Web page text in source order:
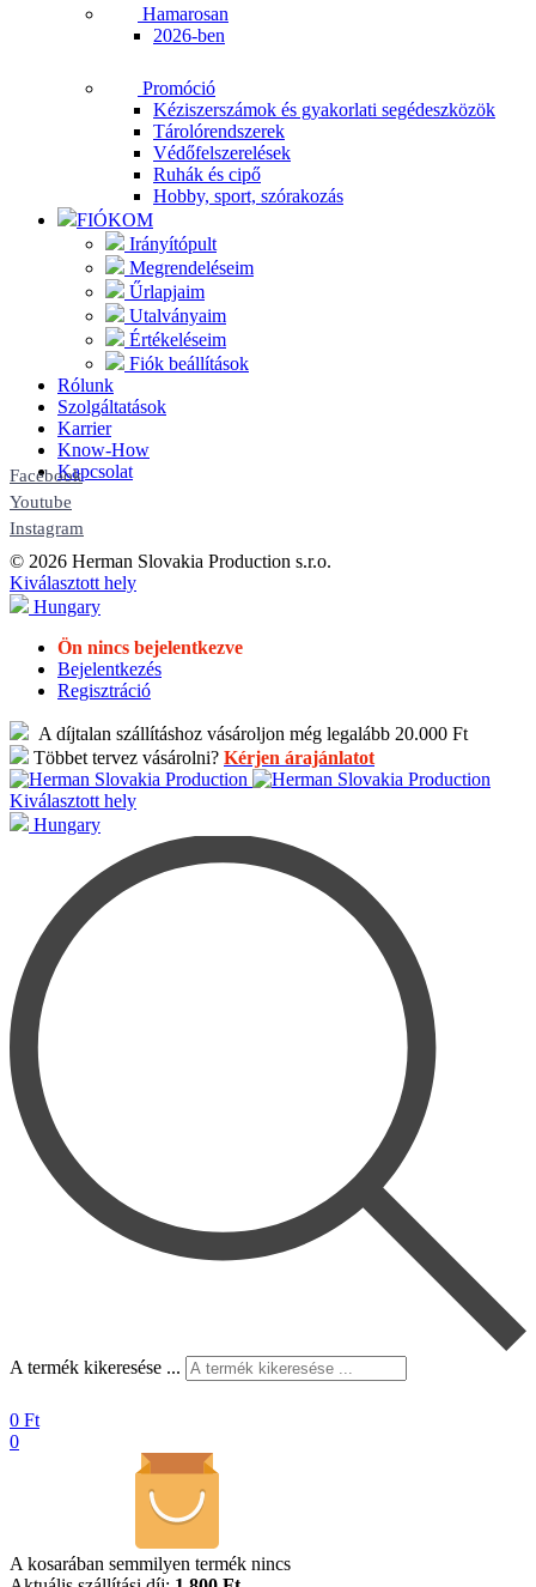
Hamarosan
2026-ben
Promóció
Kéziszerszámok és gyakorlati segédeszközök
Tárolórendszerek
Védőfelszerelések
Ruhák és cipő
Hobby, sport, szórakozás
FIÓKOM
Irányítópult
Megrendeléseim
Űrlapjaim
Utalványaim
Értékeléseim
Fiók beállítások
Rólunk
Szolgáltatások
Karrier
Know-How
Kapcsolat
Facebook
Youtube
Instagram
© 2026 Herman Slovakia Production s.r.o.
Kiválasztott hely
Hungary
Ön nincs bejelentkezve
Bejelentkezés
Regisztráció
A díjtalan szállításhoz vásároljon még legalább 20.000 Ft
Többet tervez vásárolni? Kérjen árajánlatot
Kiválasztott hely
Hungary
A termék kikeresése ...
0 Ft
0
A kosarában semmilyen termék nincs